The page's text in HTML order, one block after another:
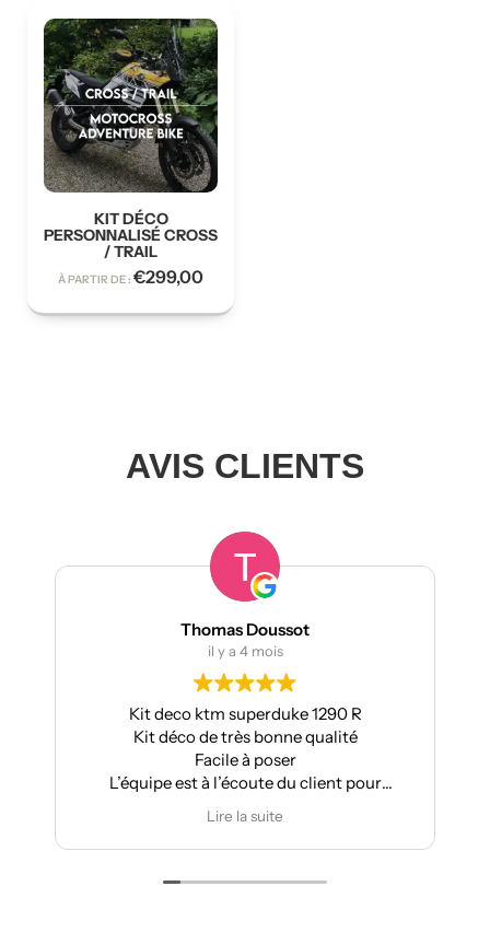
KIT DÉCO
PERSONNALISÉ CROSS
/ TRAIL
À PARTIR DE : €299,00
AVIS CLIENTS
Thomas Doussot
il y a 4 mois
Kit deco ktm superduke 1290 R
Kit déco de très bonne qualité
Facile à poser
L’équipe est à l’écoute du client pour
effectuer des modifications
Lire la suite